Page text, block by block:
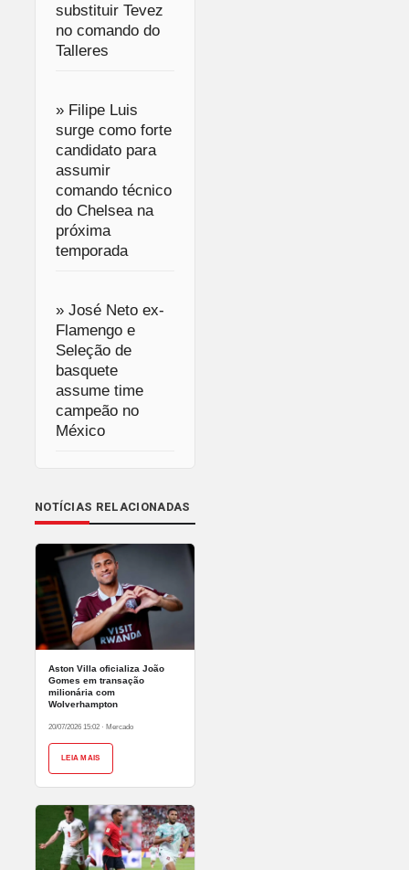
substituir Tevez
no comando do
Talleres
» Filipe Luis
surge como forte
candidato para
assumir
comando técnico
do Chelsea na
próxima
temporada
» José Neto ex-
Flamengo e
Seleção de
basquete
assume time
campeão no
México
NOTÍCIAS RELACIONADAS
Aston Villa oficializa João
Gomes em transação
milionária com
Wolverhampton
20/07/2026 15:02 · Mercado
LEIA MAIS